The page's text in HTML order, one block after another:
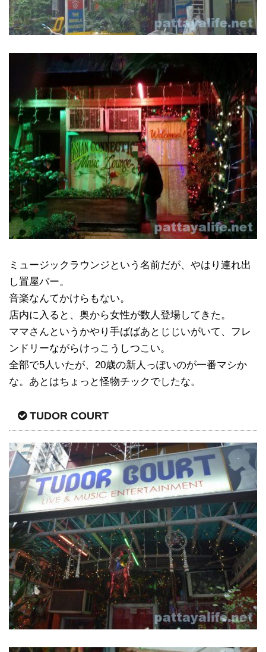
ミュージックラウンジという名前だが、やはり連れ出
し置屋バー。
音楽なんてかけらもない。
店内に入ると、奥から女性が数人登場してきた。
ママさんというかやり手ばばあとじじいがいて、フレ
ンドリーながらけっこうしつこい。
全部で5人いたが、20歳の新人っぽいのが一番マシか
な。あとはちょっと怪物チックでしたな。
TUDOR COURT